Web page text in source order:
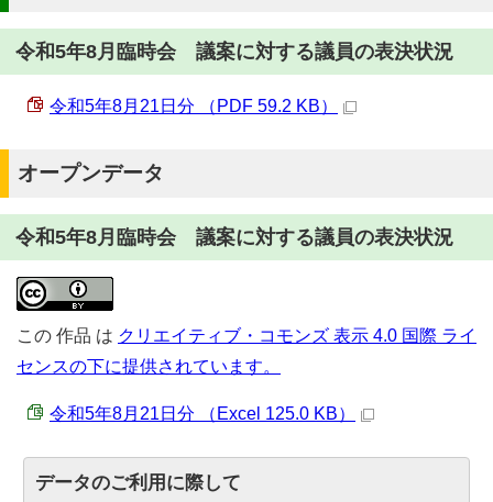
令和5年8月臨時会 議案に対する議員の表決状況
令和5年8月21日分 （PDF 59.2 KB）
オープンデータ
令和5年8月臨時会 議案に対する議員の表決状況
この 作品 は クリエイティブ・コモンズ 表示 4.0 国際 ライ
センスの下に提供されています。
令和5年8月21日分 （Excel 125.0 KB）
データのご利用に際して